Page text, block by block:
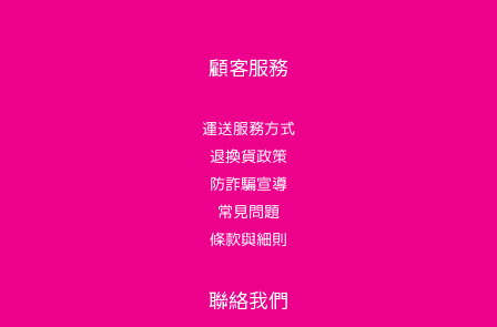
顧客服務
運送服務方式
退換貨政策
防詐騙宣導
常見問題
條款與細則
聯絡我們